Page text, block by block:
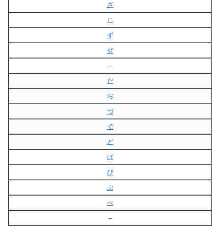
ざ
じ
ず
ぜ
–
だ
ぢ
づ
で
ど
ば
び
ぶ
べ
–